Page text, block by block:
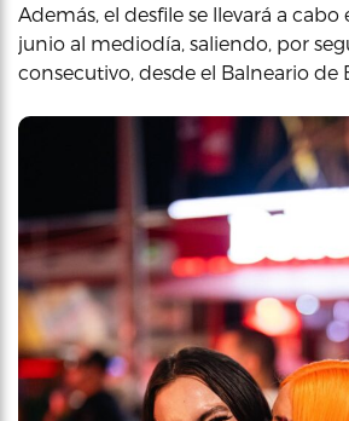
Además, el desfile se llevará a
junio al mediodía, saliendo, por
consecutivo, desde el Balneario de